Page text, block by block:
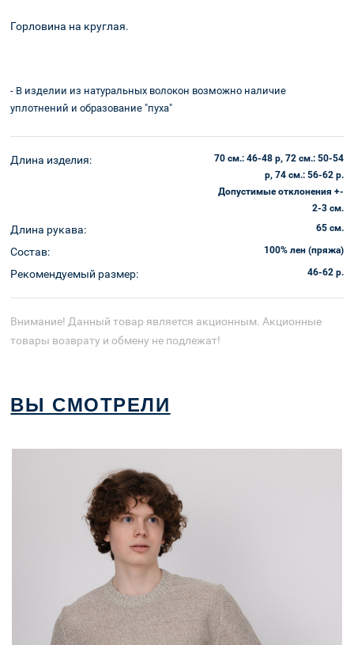
Оплата и
Горловина на круглая.
- В изделии из натуральных волокон возможно наличие
уплотнений и образование "пуха"
Длина изделия:
70 см.: 46-48 р, 72 см.: 50-54
р, 74 см.: 56-62 р.
Допустимые отклонения +-
2-3 см.
Длина рукава: 65 см.
Состав: 100% лен (пряжа)
Рекомендуемый размер: 46-62 р.
Внимание! Данный товар является акционным. Акционные
товары возврату и обмену не подлежат!
ВЫ СМОТРЕЛИ